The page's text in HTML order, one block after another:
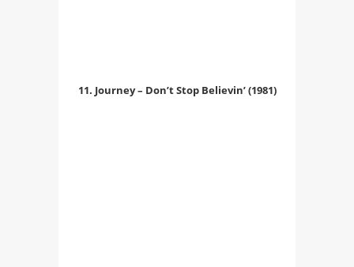
11. Journey – Don’t Stop Believin’ (1981)